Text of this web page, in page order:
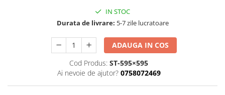
IN STOC
Durata de livrare: 5-7 zile lucratoare
ADAUGA IN COS
Cod Produs: ST-595×595
Ai nevoie de ajutor? 0758072469